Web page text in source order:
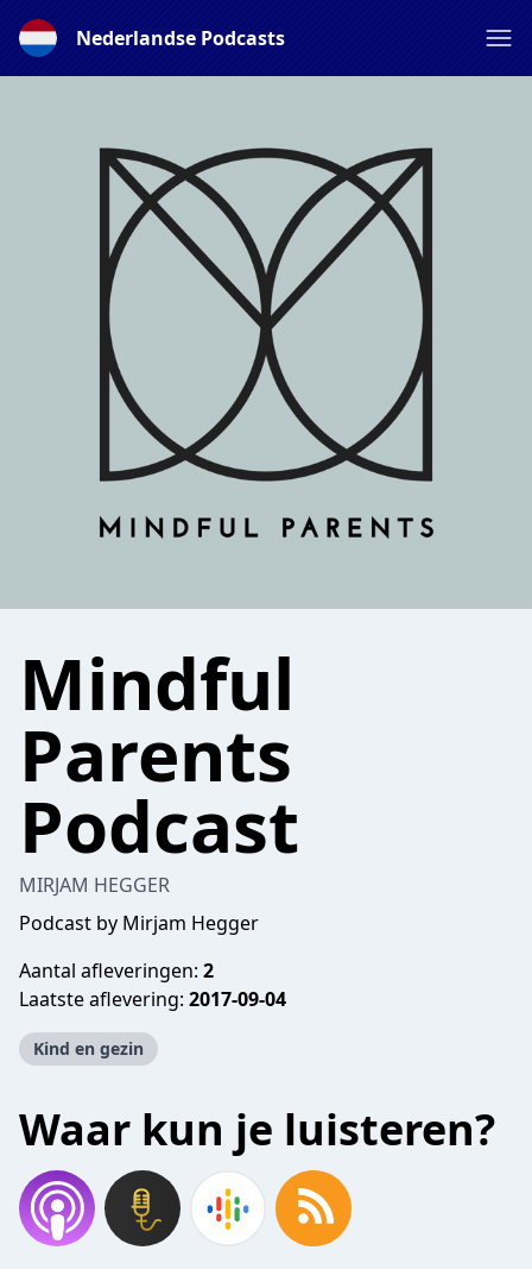
Nederlandse Podcasts
Mindful
Parents
Podcast
MIRJAM HEGGER
Podcast by Mirjam Hegger
Aantal afleveringen: 2
Laatste aflevering: 2017-09-04
Kind en gezin
Waar kun je luisteren?